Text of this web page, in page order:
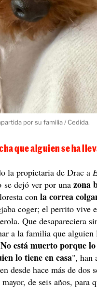
por su familia / Cedida.
que alguien se ha
la propietaria de Drac a
dejó ver por unazona
conla correa
coger; el perrito vive
Que desapareciera
a la familia que
No está muerto porque
lo tiene en casa", han
desde hace más de dos
de seis años, para